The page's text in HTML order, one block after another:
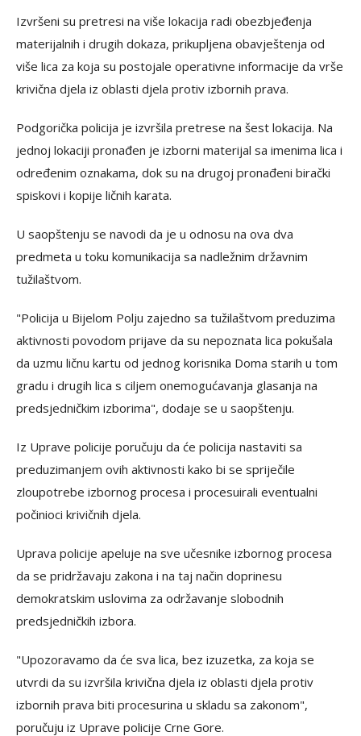
Izvršeni su pretresi na više lokacija radi obezbjeđenja
materijalnih i drugih dokaza, prikupljena obavještenja od
više lica za koja su postojale operativne informacije da vrše
krivična djela iz oblasti djela protiv izbornih prava.
Podgorička policija je izvršila pretrese na šest lokacija. Na
jednoj lokaciji pronađen je izborni materijal sa imenima lica i
određenim oznakama, dok su na drugoj pronađeni birački
spiskovi i kopije ličnih karata.
U saopštenju se navodi da je u odnosu na ova dva
predmeta u toku komunikacija sa nadležnim državnim
tužilaštvom.
"Policija u Bijelom Polju zajedno sa tužilaštvom preduzima
aktivnosti povodom prijave da su nepoznata lica pokušala
da uzmu ličnu kartu od jednog korisnika Doma starih u tom
gradu i drugih lica s ciljem onemogućavanja glasanja na
predsjedničkim izborima", dodaje se u saopštenju.
Iz Uprave policije poručuju da će policija nastaviti sa
preduzimanjem ovih aktivnosti kako bi se spriječile
zloupotrebe izbornog procesa i procesuirali eventualni
počinioci krivičnih djela.
Uprava policije apeluje na sve učesnike izbornog procesa
da se pridržavaju zakona i na taj način doprinesu
demokratskim uslovima za održavanje slobodnih
predsjedničkih izbora.
"Upozoravamo da će sva lica, bez izuzetka, za koja se
utvrdi da su izvršila krivična djela iz oblasti djela protiv
izbornih prava biti procesurina u skladu sa zakonom",
poručuju iz Uprave policije Crne Gore.